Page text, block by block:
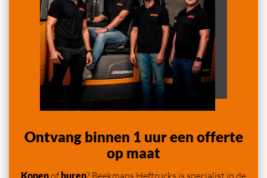
Ontvang binnen 1 uur een offerte
op maat
Kopenof huren? Beekmans Heftrucks is specialist in de